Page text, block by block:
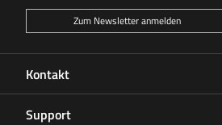
Kontakt
Support
Zum Newsletter anmelden